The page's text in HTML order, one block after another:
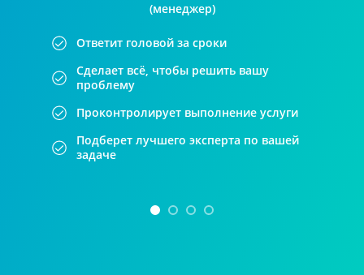
(менеджер)
Ответит головой за сроки
Сделает всё, чтобы решить вашу
проблему
Проконтролирует выполнение услуги
Подберет лучшего эксперта по вашей
задаче